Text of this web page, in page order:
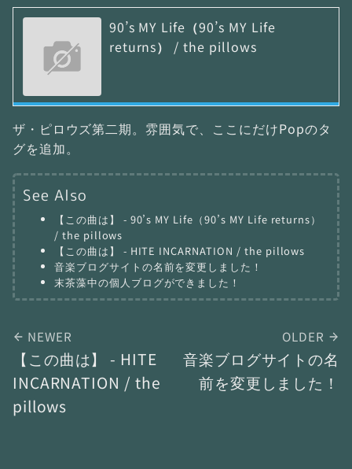
90’s MY Life（90’s MY Life
returns） / the pillows
ザ・ピロウズ第二期。雰囲気で、ここにだけPopのタ
グを追加。
See Also
【この曲は】 - 90’s MY Life（90’s MY Life returns）
/ the pillows
【この曲は】 - HITE INCARNATION / the pillows
音楽ブログサイトの名前を変更しました！
末茶藻中の個人ブログができました！
NEWER
【この曲は】 - HITE
INCARNATION / the
pillows
OLDER
音楽ブログサイトの名
前を変更しました！